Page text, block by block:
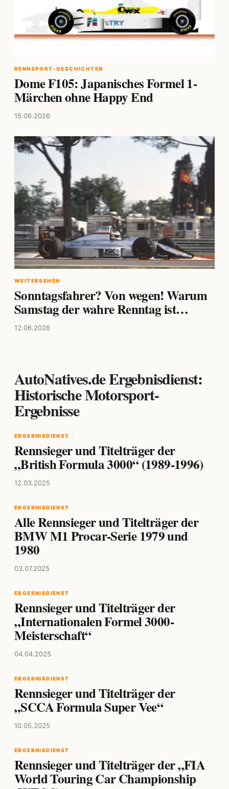
RENNSPORT-GESCHICHTEN
Dome F105: Japanisches Formel 1-
Märchen ohne Happy End
15.06.2026
WEITERSEHEN
Sonntagsfahrer? Von wegen! Warum
Samstag der wahre Renntag ist…
12.06.2026
AutoNatives.de Ergebnisdienst:
Historische Motorsport-
Ergebnisse
ERGEBNISDIENST
Rennsieger und Titelträger der
„British Formula 3000“ (1989-1996)
12.03.2025
ERGEBNISDIENST
Alle Rennsieger und Titelträger der
BMW M1 Procar-Serie 1979 und
1980
03.07.2025
ERGEBNISDIENST
Rennsieger und Titelträger der
„Internationalen Formel 3000-
Meisterschaft“
04.04.2025
ERGEBNISDIENST
Rennsieger und Titelträger der
„SCCA Formula Super Vee“
10.05.2025
ERGEBNISDIENST
Rennsieger und Titelträger der „FIA
World Touring Car Championship